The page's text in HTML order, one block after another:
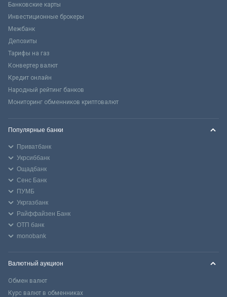
Банковские карты
Инвестиционные брокеры
Межбанк
Депозиты
Тарифы на газ
Конвертер валют
Кредит онлайн
Народный рейтинг банков
Мониторинг обменников криптовалют
Популярные банки
Приватбанк
Укрсиббанк
Ощадбанк
Сенс Банк
ПУМБ
Укргазбанк
Райффайзен Банк
ОТП банк
monobank
Валютный аукцион
Обмен валют
Курс валют в обменниках